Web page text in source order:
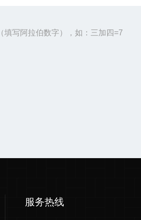
填写阿拉伯数字），如：三加四=7
服务热线